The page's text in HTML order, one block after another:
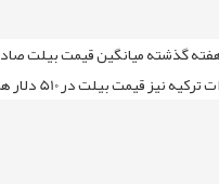
بیلت صادراتی فوب دریای سیاه 3 دلار ارزان تر شده 485 دلار هر تن فوب شنیده شد. در بازار
سی اف آر ثبات داشت. در جنوب شرق آسیا نیز بیلت وارداتی 495 دلار هر تن سی اف آر بود که 7 دلار افت داشت.